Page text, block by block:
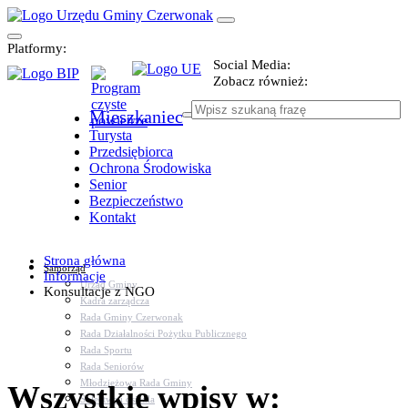
Platformy:
Social Media:
Zobacz również:
Mieszkaniec
Turysta
Przedsiębiorca
Ochrona Środowiska
Senior
Bezpieczeństwo
Kontakt
Samorząd
Urząd Gminy
Kadra zarządcza
Rada Gminy Czerwonak
Rada Działalności Pożytku Publicznego
Rada Sportu
Rada Seniorów
Młodzieżowa Rada Gminy
Sołectwa i osiedla
Strona główna
Informacje
Konsultacje z NGO
Wszystkie wpisy w: